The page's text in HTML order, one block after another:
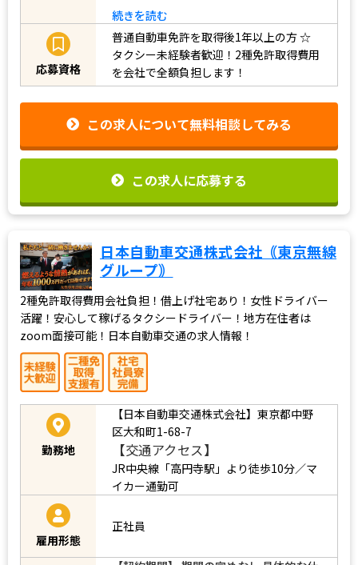
続きを読む
応募資格
普通自動車免許を取得後1年以上の方☆
タクシー未経験者歓迎！2種免許取得費用
を会社で全額負担します！
この求人について無料相談してみる
この求人に応募する
日本自動車交通株式会社｟東京無線
グループ｠
2種免許取得費用会社負担！借上げ社宅あり！女性ドライバー
活躍！安心して稼げるタクシードライバー！地方在住者は
zoom面接可能！日本自動車交通の求人情報！
勤務地
【日本自動車交通株式会社】東京都中野
区大和町1-68-7
【交通アクセス】
JR中央線「高円寺駅」より徒歩10分／マ
イカー通勤可
雇用形態
正社員